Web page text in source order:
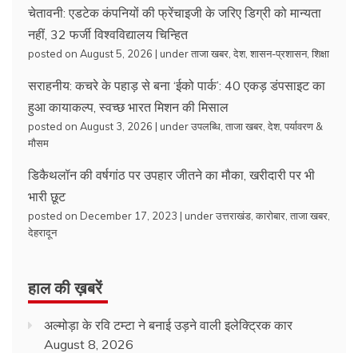
चेतावनी: एडटेक कंपनियों की फ्रेंचाइजी के जरिए डिग्री को मान्यता
नहीं, 32 फर्जी विश्वविद्यालय चिन्हित
posted on August 5, 2026 | underताजा खबर देश, शासन-प्रशासन, शिक्षा
सराहनीय: कचरे के पहाड़ से बना ‘ईको पार्क’: 40 एकड़ डंपसाइट का
हुआ कायाकल्प, स्वच्छ भारत मिशन की मिसाल
posted on August 3, 2026 | underउपलब्धि ताजा खबर देश, पर्यावरण &
मौसम
डिकैथलॉन की वर्षगांठ पर उपहार जीतने का मौका, खरीदारी पर भी
भारी छूट
posted on December 17, 2023 | underउत्तराखंड कारोबार ताजा खबर
देहरादून
हाल की ख़बरें
अल्मोड़ा के रवि टम्टा ने बनाई उड़ने वाली इलेक्ट्रिक कार
August 8, 2026